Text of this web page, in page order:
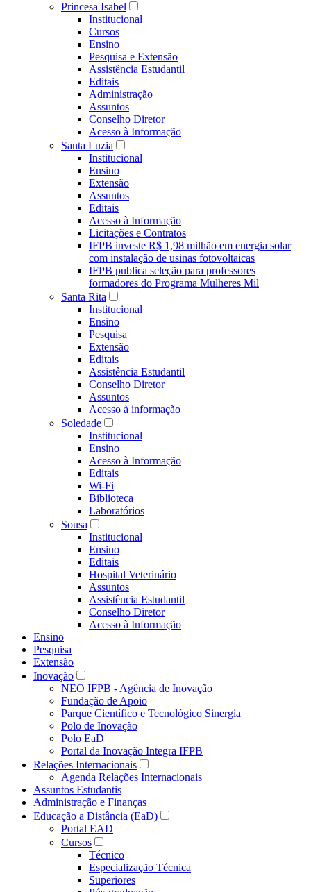
Princesa Isabel
Institucional
Cursos
Ensino
Pesquisa e Extensão
Assistência Estudantil
Editais
Administração
Assuntos
Conselho Diretor
Acesso à Informação
Santa Luzia
Institucional
Ensino
Extensão
Assuntos
Editais
Acesso à Informação
Licitações e Contratos
IFPB investe R$ 1,98 milhão em energia solar
com instalação de usinas fotovoltaicas
IFPB publica seleção para professores
formadores do Programa Mulheres Mil
Santa Rita
Institucional
Ensino
Pesquisa
Extensão
Editais
Assistência Estudantil
Conselho Diretor
Assuntos
Acesso à informação
Soledade
Institucional
Ensino
Acesso à Informação
Editais
Wi-Fi
Biblioteca
Laboratórios
Sousa
Institucional
Ensino
Editais
Hospital Veterinário
Assuntos
Assistência Estudantil
Conselho Diretor
Acesso à Informação
Ensino
Pesquisa
Extensão
Inovação
NEO IFPB - Agência de Inovação
Fundação de Apoio
Parque Científico e Tecnológico Sinergia
Polo de Inovação
Polo EaD
Portal da Inovação Integra IFPB
Relações Internacionais
Agenda Relações Internacionais
Assuntos Estudantis
Administração e Finanças
Educação a Distância (EaD)
Portal EAD
Cursos
Técnico
Especialização Técnica
Superiores